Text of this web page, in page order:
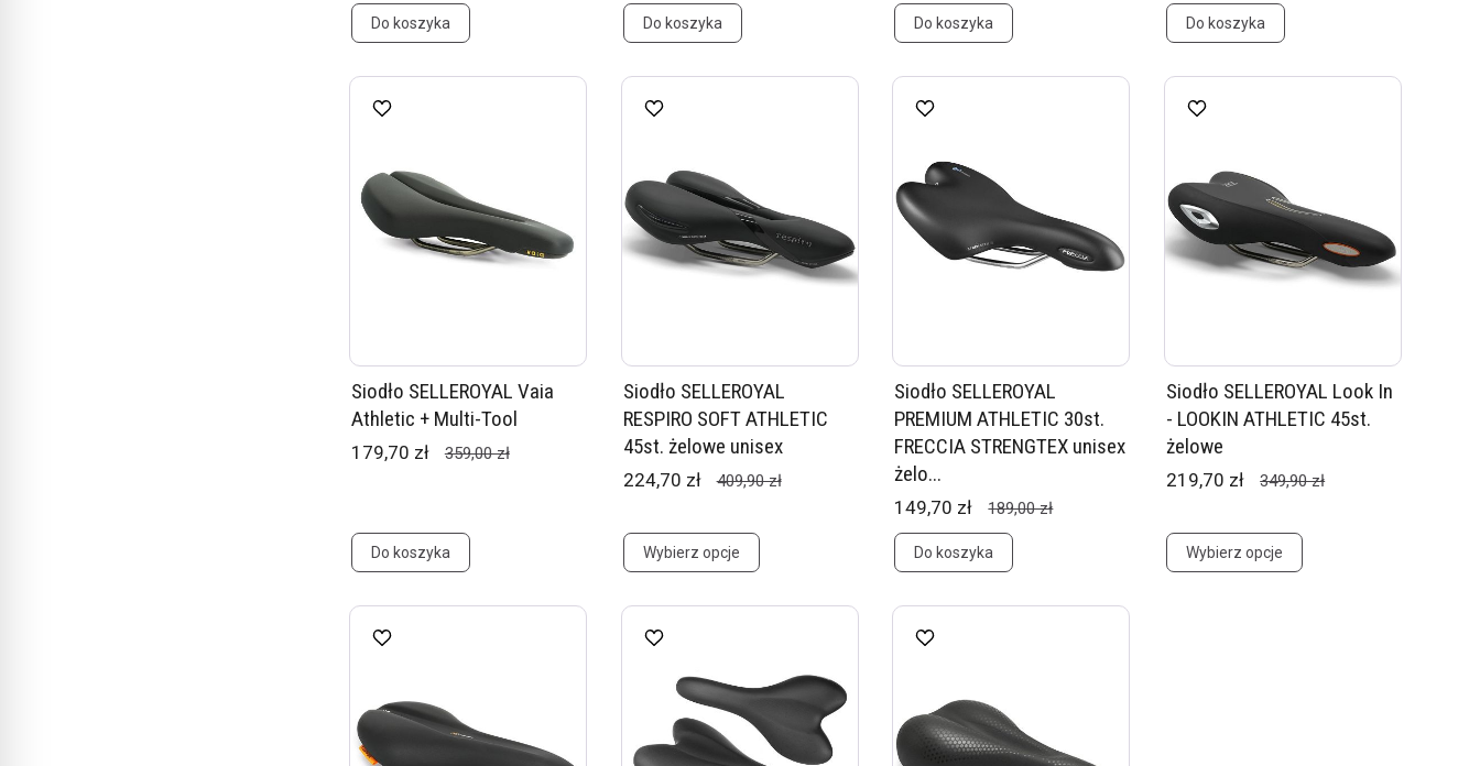
Do koszyka Do koszyka Do koszyka Do koszyka
Siodło SELLEROYAL Vaia
Athletic + Multi-Tool
179,70 zł 359,00 zł
Do koszyka
Siodło SELLEROYAL
RESPIRO SOFT ATHLETIC
45st. żelowe unisex
224,70 zł 409,90 zł
Wybierz opcje
Siodło SELLEROYAL
PREMIUM ATHLETIC 30st.
FRECCIA STRENGTEX unisex
żelo...
149,70 zł 189,00 zł
Do koszyka
Siodło SELLEROYAL Look In
- LOOKIN ATHLETIC 45st.
żelowe
219,70 zł 349,90 zł
Wybierz opcje